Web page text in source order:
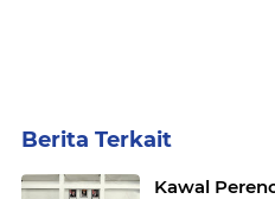
Berita Terkait
Kawal